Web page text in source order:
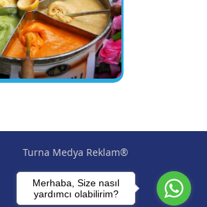
Turna Medya Reklam®
Merhaba, Size nasıl
yardımcı olabilirim?